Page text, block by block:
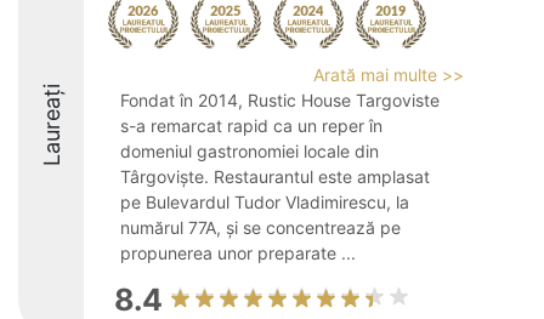
Laureați
Arată mai multe >>
Fondat în 2014, Rustic House Targoviste
s-a remarcat rapid ca un reper în
domeniul gastronomiei locale din
Târgoviște. Restaurantul este amplasat
pe Bulevardul Tudor Vladimirescu, la
numărul 77A, și se concentrează pe
propunerea unor preparate ...
8.4